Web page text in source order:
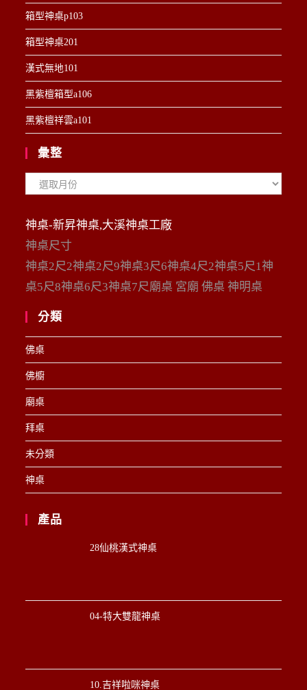
箱型神桌p103
箱型神桌201
漢式無地101
黑紫檀箱型a106
黑紫檀祥雲a101
彙整
神桌-新昇神桌,大溪神桌工廠
神桌尺寸
神桌2尺2神桌2尺9神桌3尺6神桌4尺2神桌5尺1神
桌5尺8神桌6尺3神桌7尺廟桌 宮廟 佛桌 神明桌
分類
佛桌
佛櫥
廟桌
拜桌
未分類
神桌
產品
28仙桃漢式神桌
04-特大雙龍神桌
10.吉祥啦咪神桌